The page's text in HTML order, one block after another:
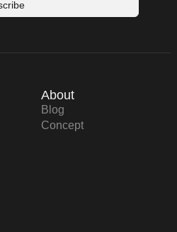
About
Blog
Concept